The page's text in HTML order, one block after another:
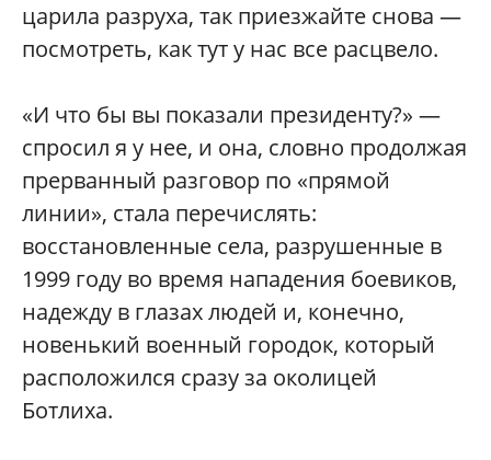
царила разруха, так приезжайте снова —
посмотреть, как тут у нас все расцвело.
«И что бы вы показали президенту?» —
спросил я у нее, и она, словно продолжая
прерванный разговор по «прямой
линии», стала перечислять:
восстановленные села, разрушенные в
1999 году во время нападения боевиков,
надежду в глазах людей и, конечно,
новенький военный городок, который
расположился сразу за околицей
Ботлиха.